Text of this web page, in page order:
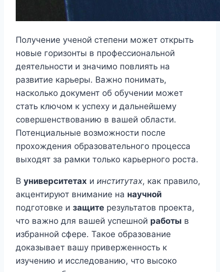
Получение ученой степени может открыть
новые горизонты в профессиональной
деятельности и значимо повлиять на
развитие карьеры. Важно понимать,
насколько документ об обучении может
стать ключом к успеху и дальнейшему
совершенствованию в вашей области.
Потенциальные возможности после
прохождения образовательного процесса
выходят за рамки только карьерного роста.
В университетах и институтах, как правило,
акцентируют внимание на научной
подготовке и защите результатов проекта,
что важно для вашей успешной работы в
избранной сфере. Такое образование
доказывает вашу приверженность к
изучению и исследованию, что высоко